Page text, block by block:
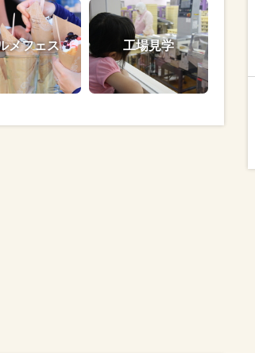
メフェス 工場見学